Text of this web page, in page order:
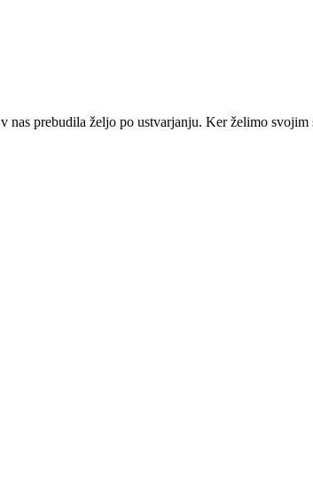
prebudila željo po ustvarjanju. Ker želimo